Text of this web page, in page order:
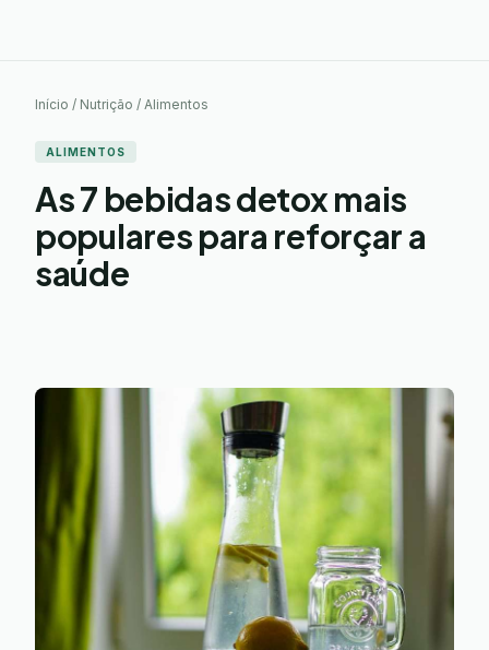
Início / Nutrição / Alimentos
ALIMENTOS
As 7 bebidas detox mais
populares para reforçar a
saúde